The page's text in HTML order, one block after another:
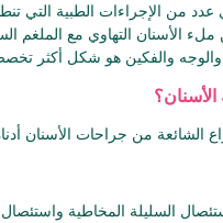
عدد من الإجراءات الطبية التي
الأسنان التهاوي مع الملغم
السليلة المخاطية